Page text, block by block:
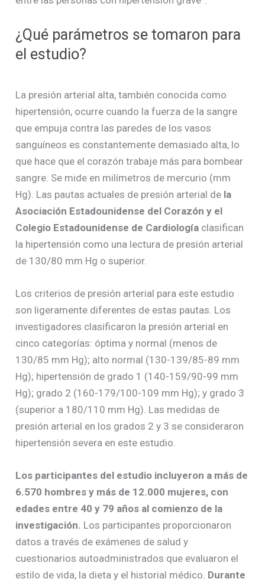
¿Qué parámetros se tomaron para
el estudio?
La presión arterial alta, también conocida como
hipertensión, ocurre cuando la fuerza de la sangre
que empuja contra las paredes de los vasos
sanguíneos es constantemente demasiado alta, lo
que hace que el corazón trabaje más para bombear
sangre. Se mide en milímetros de mercurio (mm
Hg). Las pautas actuales de presión arterial de la
Asociación Estadounidense del Corazón y el
Colegio Estadounidense de Cardiología clasifican
la hipertensión como una lectura de presión arterial
de 130/80 mm Hg o superior.
Los criterios de presión arterial para este estudio
son ligeramente diferentes de estas pautas. Los
investigadores clasificaron la presión arterial en
cinco categorías: óptima y normal (menos de
130/85 mm Hg); alto normal (130-139/85-89 mm
Hg); hipertensión de grado 1 (140-159/90-99 mm
Hg); grado 2 (160-179/100-109 mm Hg); y grado 3
(superior a 180/110 mm Hg). Las medidas de
presión arterial en los grados 2 y 3 se consideraron
hipertensión severa en este estudio.
Los participantes del estudio incluyeron a más de
6.570 hombres y más de 12.000 mujeres, con
edades entre 40 y 79 años al comienzo de la
investigación. Los participantes proporcionaron
datos a través de exámenes de salud y
cuestionarios autoadministrados que evaluaron el
estilo de vida, la dieta y el historial médico. Durante